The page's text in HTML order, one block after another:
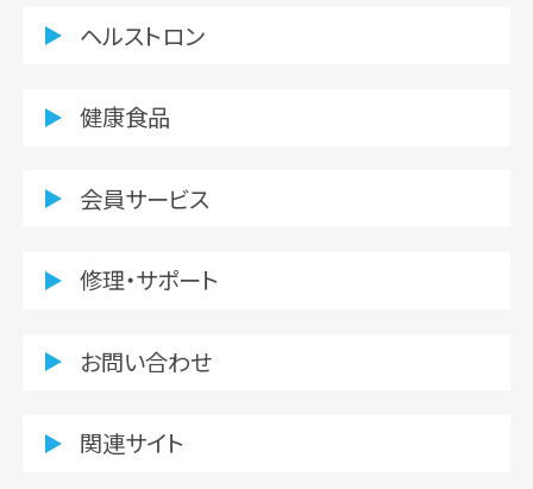
ヘルストロン
健康食品
会員サービス
修理・サポート
お問い合わせ
関連サイト